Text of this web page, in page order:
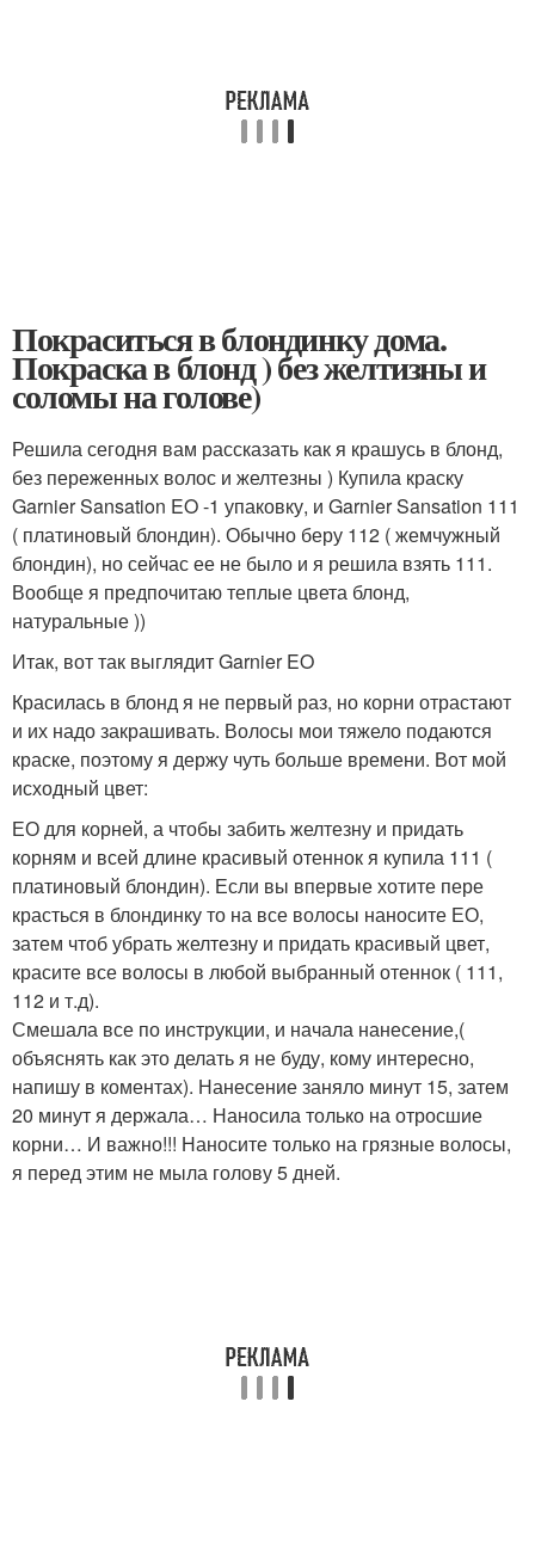
Покраситься в блондинку дома.
Покраска в блонд ) без желтизны и
соломы на голове)
Решила сегодня вам рассказать как я крашусь в блонд,
без переженных волос и желтезны ) Купила краску
Garnier Sansation EO -1 упаковку, и Garnier Sansation 111
( платиновый блондин). Обычно беру 112 ( жемчужный
блондин), но сейчас ее не было и я решила взять 111.
Вообще я предпочитаю теплые цвета блонд,
натуральные ))
Итак, вот так выглядит Garnier EO
Красилась в блонд я не первый раз, но корни отрастают
и их надо закрашивать. Волосы мои тяжело подаются
краске, поэтому я держу чуть больше времени. Вот мой
исходный цвет:
ЕО для корней, а чтобы забить желтезну и придать
корням и всей длине красивый отеннок я купила 111 (
платиновый блондин). Если вы впервые хотите пере
красться в блондинку то на все волосы наносите ЕО,
затем чтоб убрать желтезну и придать красивый цвет,
красите все волосы в любой выбранный отеннок ( 111,
112 и т.д).
Смешала все по инструкции, и начала нанесение,(
объяснять как это делать я не буду, кому интересно,
напишу в коментах). Нанесение заняло минут 15, затем
20 минут я держала… Наносила только на отросшие
корни… И важно!!! Наносите только на грязные волосы,
я перед этим не мыла голову 5 дней.